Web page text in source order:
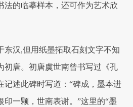
法的临摹样本，还可作为艺术欣
汉,但用纸墨拓取石刻文字不知
初唐。初唐虞世南曾书写过《孔
记述此碑时写道：“碑成，墨本进
印一颗，世南表谢。”这里的“墨